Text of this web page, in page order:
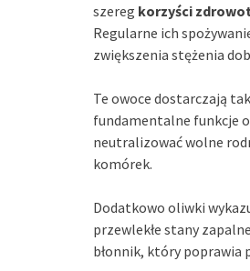
szereg korzyści
Regularne ich
zwiększenia stężenia
Te owoce dostarczają
fundamentalne funkcje
neutralizować wolne
komórek.
Dodatkowo oliwki
przewlekłe stany
błonnik, który poprawia